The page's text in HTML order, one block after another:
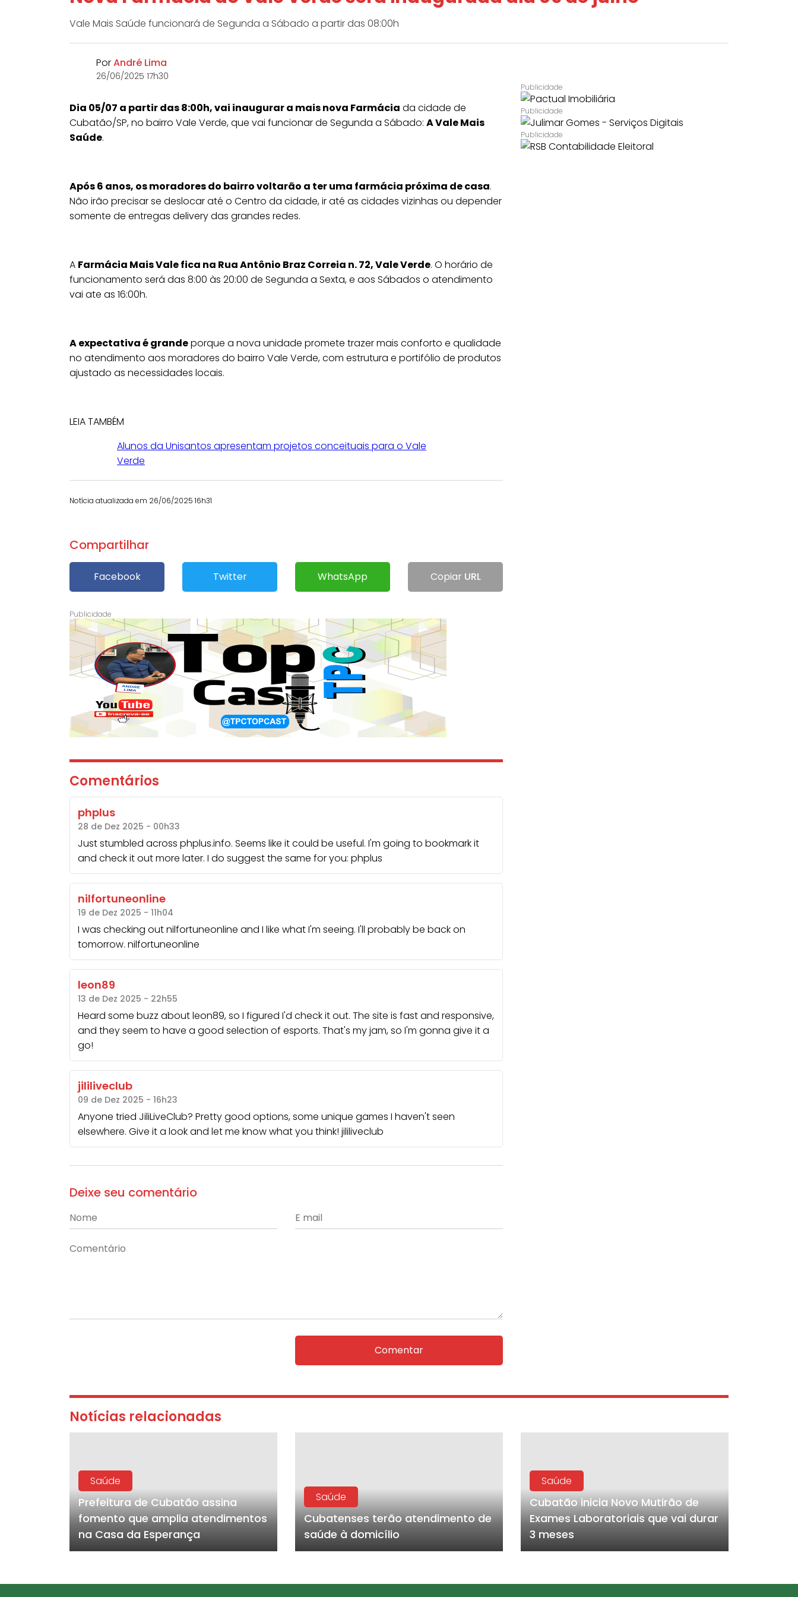
Vale Mais Saúde funcionará de Segunda a Sábado a partir das 08:00h
PorAndré Lima
26/06/2025 17h30
Dia 05/07 a partir das 8:00h, vai inaugurar a mais nova Farmácia da cidade de
Cubatão/SP, no bairro Vale Verde, que vai funcionar de Segunda a Sábado: A Vale Mais
Saúde.
Após 6 anos, os moradores do bairro voltarão a ter uma farmácia próxima de casa.
Não irão precisar se deslocar até o Centro da cidade, ir até as cidades vizinhas ou depender
somente de entregas delivery das grandes redes.
A Farmácia Mais Vale fica na Rua Antônio Braz Correia n. 72, Vale Verde. O horário de
funcionamento será das 8:00 às 20:00 de Segunda a Sexta, e aos Sábados o atendimento
vai ate as 16:00h.
A expectativa é grandeporque a nova unidade promete trazer mais conforto e qualidade
no atendimento aos moradores do bairro Vale Verde, com estrutura e portifólio de produtos
ajustado as necessidades locais.
LEIA TAMBÉM
Alunos da Unisantos apresentam projetos conceituais para o Vale
Verde
Notícia atualizada em 26/06/2025 16h31
Compartilhar
Facebook Twitter WhatsApp Copiar URL
Comentários
phplus
28 de Dez 2025 - 00h33
Just stumbled across phplus.info. Seems like it could be useful. I'm going to bookmark it
and check it out more later. I do suggest the same for you: phplus
nilfortuneonline
19 de Dez 2025 - 11h04
I was checking out nilfortuneonline and I like what I'm seeing. I'll probably be back on
tomorrow. nilfortuneonline
leon89
13 de Dez 2025 - 22h55
Heard some buzz aboutleon89, so I figured I'd check it out. The site is fast and responsive,
and they seem to have a good selection of esports. That's my jam, so I'm gonna give it a
go!
jililiveclub
09 de Dez 2025 - 16h23
Anyone tried JiliLiveClub? Pretty good options, some unique games I haven't seen
elsewhere. Give it a look and let me know what you think! jililiveclub
Deixe seu comentário
Comentar
Notícias relacionadas
Saúde
Prefeitura de Cubatão assina
fomento que amplia atendimentos
na Casa da Esperança
Saúde
Cubatenses terão atendimento de
saúde à domicílio
Saúde
Cubatão inicia Novo Mutirão de
Exames Laboratoriais que vai durar
3 meses